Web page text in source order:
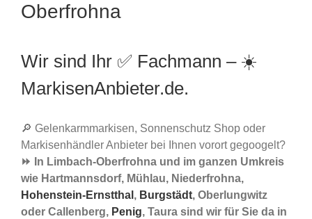
Oberfrohna
Wir sind Ihr ✅ Fachmann – ☀️
MarkisenAnbieter.de.
🔎 Gelenkarmmarkisen, Sonnenschutz Shop oder
Markisenhändler Anbieter bei Ihnen vorort gegoogelt?
⏩ In Limbach-Oberfrohna und im ganzen Umkreis
wie Hartmannsdorf, Mühlau, Niederfrohna,
Hohenstein-Ernstthal , Burgstädt, Oberlungwitz
oder Callenberg, Penig, Taura sind wir für Sie da in